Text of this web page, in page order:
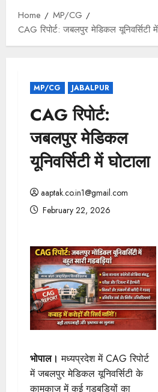
Home
MP/CG
CAG रिपोर्ट: जबलपुर मेडिकल यूनिवर्सिटी
MP/CG JABALPUR
CAG रिपोर्ट:
जबलपुर मेडिकल
यूनिवर्सिटी में घोटाला
aaptak.co.in1@gmail.com
February 22, 2026
भोपाल। मध्यप्रदेश में CAG रिपोर्ट
में जबलपुर मेडिकल यूनिवर्सिटी के
कामकाज में कई गड़बड़ियों का